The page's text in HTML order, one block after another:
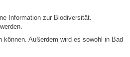
Information zur Biodiversität.
Außerdem wird es sowohl in Bad